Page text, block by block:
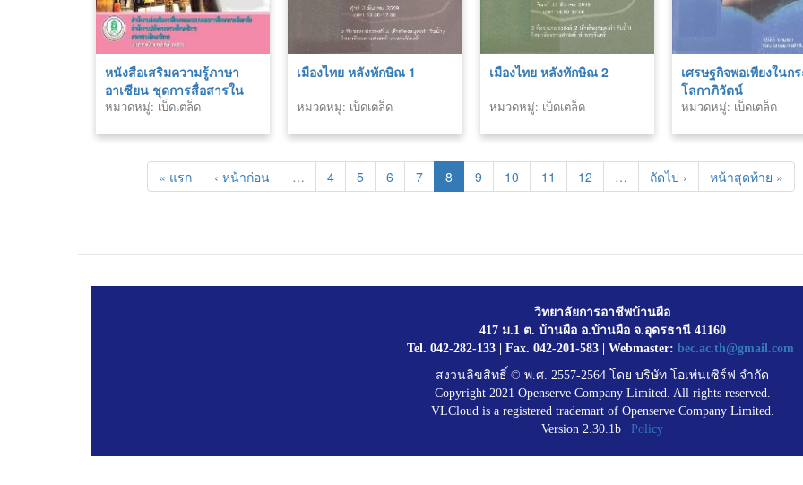
หนังสือเสริมความรู้ภาษา
อาเซียน ชุดการสื่อสารใน
ชีวิตประจำวัน ภาษา
หมวดหมู่: เบ็ดเตล็ด
เมืองไทย หลังทักษิณ 1
หมวดหมู่: เบ็ดเตล็ด
เมืองไทย หลังทักษิณ 2
หมวดหมู่: เบ็ดเตล็ด
เศรษฐกิจพอเพียงในก
โลกาภิวัตน์
หมวดหมู่: เบ็ดเตล็ด
« แรก ‹ หน้าก่อน … 4 5 6 7 8 9 10 11 12 … ถัดไป › หน้าสุดท้าย »
วิทยาลัยการอาชีพบ้านผือ
417 ม.1 ต. บ้านผือ อ.บ้านผือ จ.อุดรธานี 41160
Tel. 042-282-133 | Fax. 042-201-583 | Webmaster: bec.ac.th@gmail.com
สงวนลิขสิทธิ์ © พ.ศ. 2557-2564 โดย บริษัท โอเพ่นเซิร์ฟ จำกัด
Copyright 2021 Openserve Company Limited. All rights reserved.
VLCloud is a registered trademart of Openserve Company Limited.
Version 2.30.1b | Policy